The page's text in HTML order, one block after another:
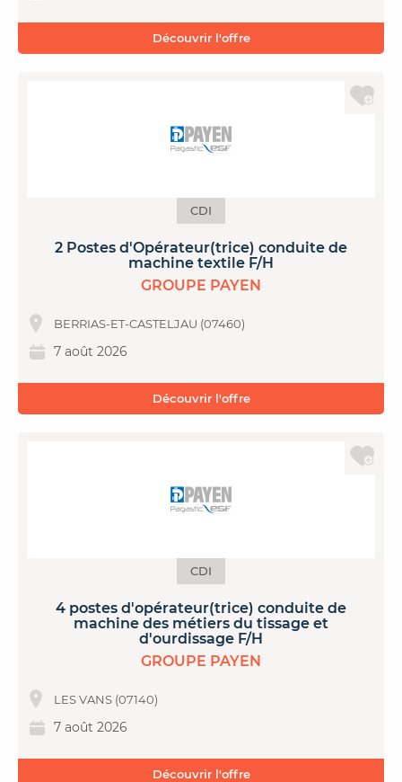
Découvrir l'offre
CDI
2 Postes d'Opérateur(trice) conduite de
machine textile F/H
GROUPE PAYEN
BERRIAS-ET-CASTELJAU (07460)
7 août 2026
Découvrir l'offre
CDI
4 postes d'opérateur(trice) conduite de
machine des métiers du tissage et
d'ourdissage F/H
GROUPE PAYEN
LES VANS (07140)
7 août 2026
Découvrir l'offre